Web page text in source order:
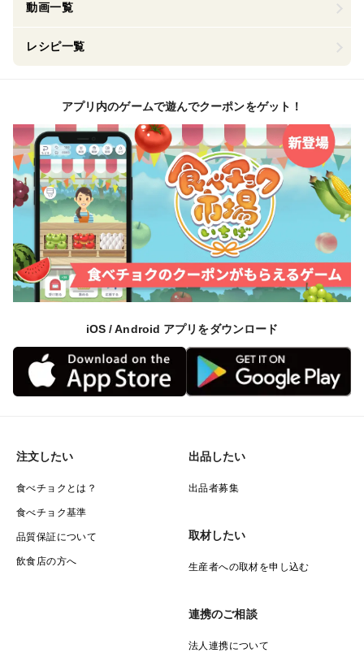
動画一覧
レシピ一覧
アプリ内のゲームで遊んでクーポンをゲット！
iOS / Android アプリをダウンロード
注文したい
食べチョクとは？
食べチョク基準
品質保証について
飲食店の方へ
出品したい
出品者募集
取材したい
生産者への取材を申し込む
連携のご相談
法人連携について